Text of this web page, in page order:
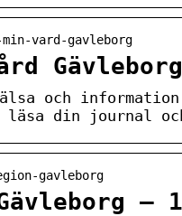
vard-gavleborg
och
din journal
gavleborg
–